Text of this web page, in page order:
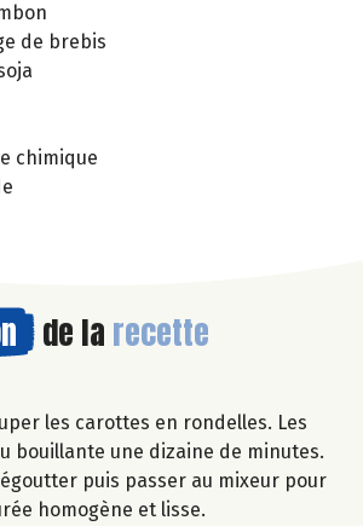
de brebis
chimique
de la recette
les carottes en rondelles. Les
bouillante une dizaine de minutes.
puis passer au mixeur pour
homogène et lisse.